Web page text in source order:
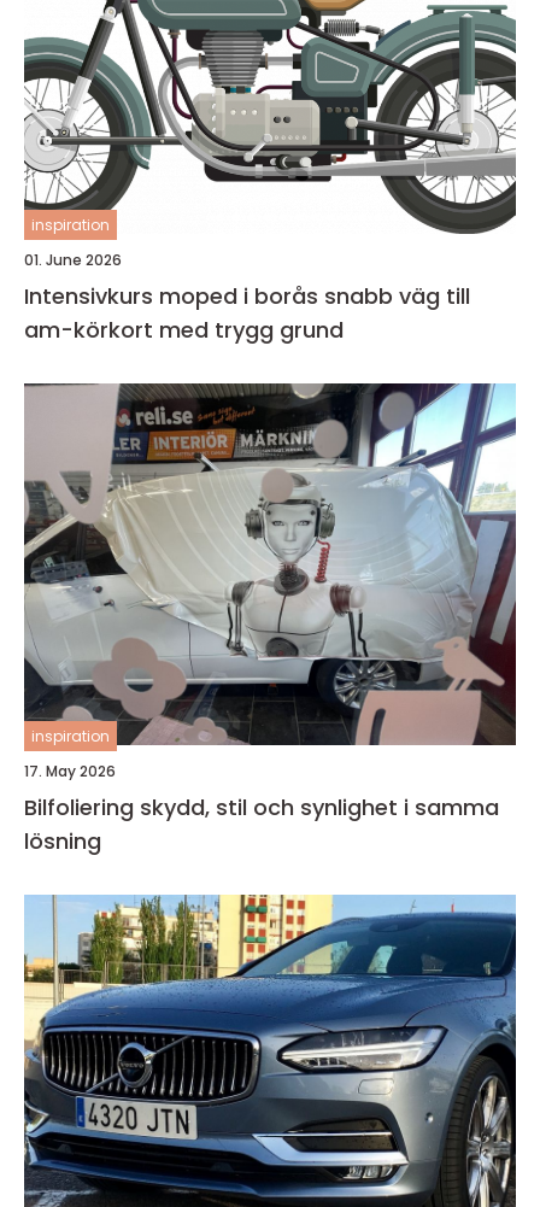
inspiration
01. June 2026
Intensivkurs moped i borås snabb väg till
am-körkort med trygg grund
inspiration
17. May 2026
Bilfoliering skydd, stil och synlighet i samma
lösning